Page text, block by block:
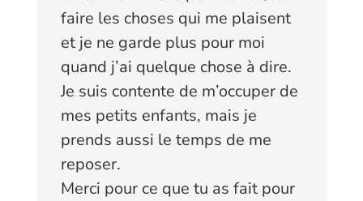
faire les choses qui me plaisent
et je ne garde plus pour moi
quand j’ai quelque chose à dire.
Je suis contente de m’occuper de
mes petits enfants, mais je
prends aussi le temps de me
reposer.
Merci pour ce que tu as fait pour